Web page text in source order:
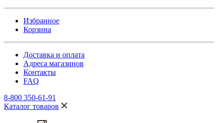
Избранное
Корзина
Доставка и оплата
Адреса магазинов
Контакты
FAQ
8-800 350-61-91
Каталог товаров